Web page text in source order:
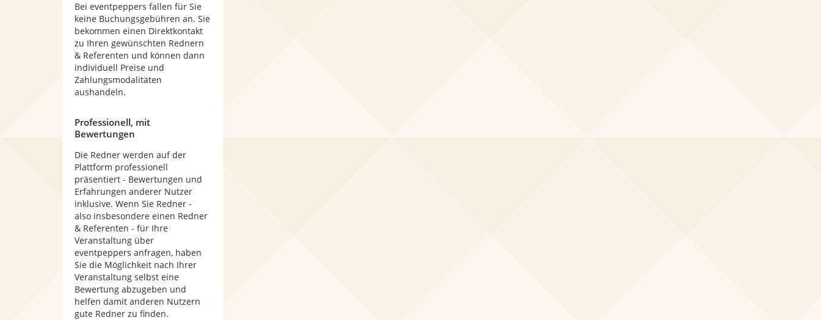
Bei eventpeppers fallen für Sie
keine Buchungsgebühren an. Sie
bekommen einen Direktkontakt
zu Ihren gewünschten Rednern
& Referenten und können dann
individuell Preise und
Zahlungsmodalitäten
aushandeln.
Professionell, mit
Bewertungen
Die Redner werden auf der
Plattform professionell
präsentiert - Bewertungen und
Erfahrungen anderer Nutzer
inklusive. Wenn Sie Redner -
also insbesondere einen Redner
& Referenten - für Ihre
Veranstaltung über
eventpeppers anfragen, haben
Sie die Möglichkeit nach Ihrer
Veranstaltung selbst eine
Bewertung abzugeben und
helfen damit anderen Nutzern
gute Redner zu finden.